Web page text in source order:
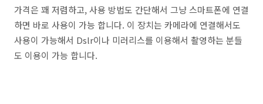
가격은 꽤 저렴하고, 사용 방법도 간단해서 그냥 스마트폰에 연결
하면 바로 사용이 가능 합니다. 이 장치는 카메라에 연결해서도
사용이 가능해서 Dslr이나 미러리스를 이용해서 촬영하는 분들
도 이용이 가능 합니다.